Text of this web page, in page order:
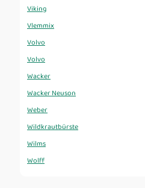
Viking
Vlemmix
Volvo
Volvo
Wacker
Wacker Neuson
Weber
Wildkrautbürste
Wilms
Wolff